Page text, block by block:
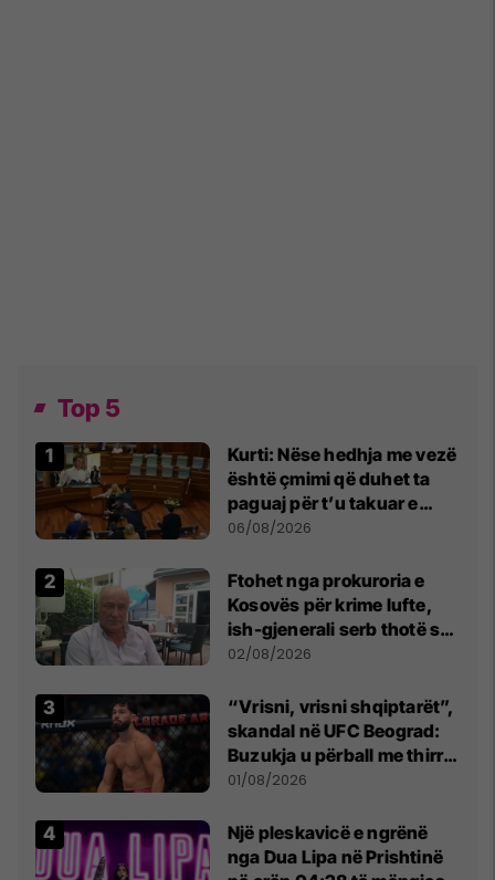
Top 5
Kurti: Nëse hedhja me vezë
është çmimi që duhet ta
paguaj për t’u takuar e
bashkëbiseduar jam i
06/08/2026
Ftohet nga prokuroria e
Kosovës për krime lufte,
ish-gjenerali serb thotë se
dikush e tradhtoi në
02/08/2026
“Vrisni, vrisni shqiptarët”,
skandal në UFC Beograd:
Buzukja u përball me thirrje
anti-shqiptare nga
01/08/2026
Një pleskavicë e ngrënë
nga Dua Lipa në Prishtinë